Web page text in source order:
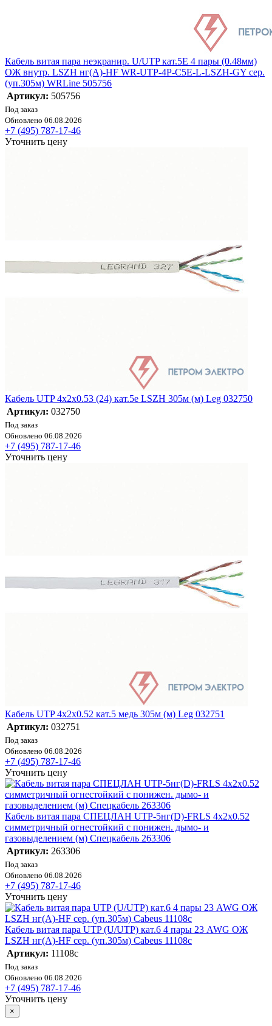
Кабель витая пара неэкранир. U/UTP кат.5E 4 пары (0.48мм)
ОЖ внутр. LSZH нг(А)-HF WR-UTP-4P-C5E-L-LSZH-GY сер.
(уп.305м) WRLine 505756
Артикул: 505756
Под заказ
Обновлено 06.08.2026
+7 (495) 787-17-46
Уточнить цену
Кабель UTP 4х2х0.53 (24) кат.5e LSZH 305м (м) Leg 032750
Артикул: 032750
Под заказ
Обновлено 06.08.2026
+7 (495) 787-17-46
Уточнить цену
Кабель UTP 4х2х0.52 кат.5 медь 305м (м) Leg 032751
Артикул: 032751
Под заказ
Обновлено 06.08.2026
+7 (495) 787-17-46
Уточнить цену
Кабель витая пара СПЕЦЛАН UTP-5нг(D)-FRLS 4х2х0.52
симметричный огнестойкий с понижен. дымо- и
газовыделением (м) Спецкабель 263306
Артикул: 263306
Под заказ
Обновлено 06.08.2026
+7 (495) 787-17-46
Уточнить цену
Кабель витая пара UTP (U/UTP) кат.6 4 пары 23 AWG ОЖ
LSZH нг(А)-HF сер. (уп.305м) Cabeus 11108c
Артикул: 11108c
Под заказ
Обновлено 06.08.2026
+7 (495) 787-17-46
Уточнить цену
×